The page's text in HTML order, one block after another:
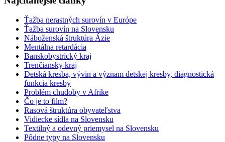
Ťažba nerastných surovín v Európe
Ťažba surovín na Slovensku
Náboženská štruktúra Ázie
Mentálna retardácia
Banskobystrický kraj
Trenčiansky kraj
Detská kresba, vývin a význam detskej kresby, diagnostická
funkcia kresby
Problém chudoby v Afrike
Čo je to film?
Rasová štruktúra obyvateľstva
Vidiecke sídla na Slovensku
Textilný a odevný priemysel na Slovensku
Pôdne typy na Slovensku